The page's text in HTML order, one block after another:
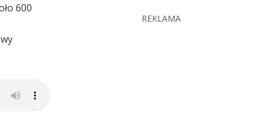
600
REKLAMA